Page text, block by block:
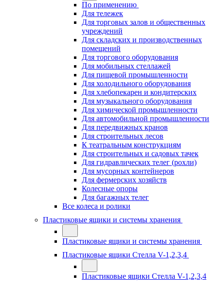
По применению
Для тележек
Для торговых залов и общественных
учреждений
Для складских и производственных
помещений
Для торгового оборудования
Для мобильных стеллажей
Для пищевой промышленности
Для холодильного оборудования
Для хлебопекарен и кондитерских
Для музыкального оборудования
Для химической промышленности
Для автомобильной промышленности
Для передвижных кранов
Для строительных лесов
К театральным конструкциям
Для строительных и садовых тачек
Для гидравлических телег (рохли)
Для мусорных контейнеров
Для фермерских хозяйств
Колесные опоры
Для багажных телег
Все колеса и ролики
Пластиковые ящики и системы хранения
Пластиковые ящики и системы хранения
Пластиковые ящики Стелла V-1,2,3,4
Пластиковые ящики Стелла V-1,2,3,4